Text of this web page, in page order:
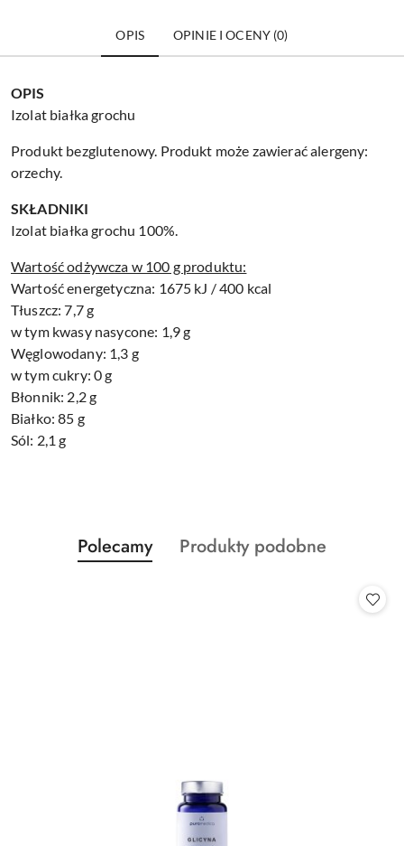
OPIS OPINIE I OCENY (0)
OPIS
Izolat białka grochu
Produkt bezglutenowy. Produkt może zawierać alergeny:
orzechy.
SKŁADNIKI
Izolat białka grochu 100%.
Wartość odżywcza w 100 g produktu:
Wartość energetyczna: 1675 kJ / 400 kcal
Tłuszcz: 7,7 g
w tym kwasy nasycone: 1,9 g
Węglowodany: 1,3 g
w tym cukry: 0 g
Błonnik: 2,2 g
Białko: 85 g
Sól: 2,1 g
Pomiń karuzelę produktów
Produkty
o
Polecamy
Produkty
Produkty podobne